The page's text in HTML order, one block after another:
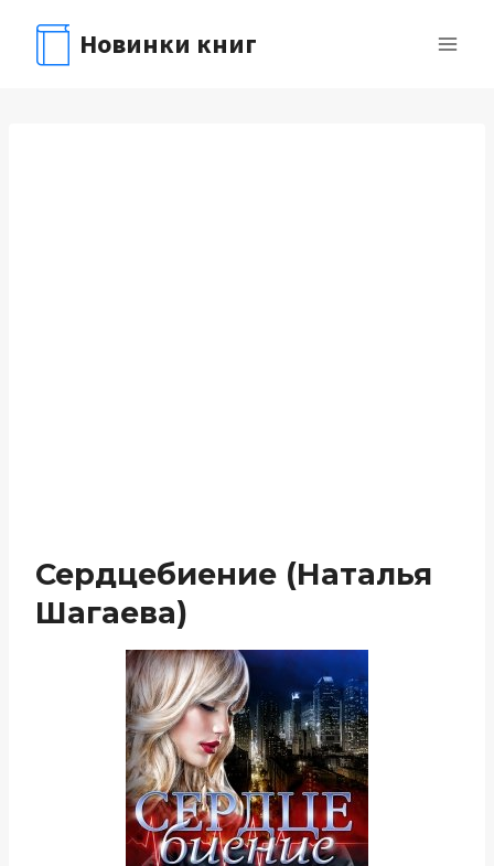
содержимому
Новинки книг
Сердцебиение (Наталья
Шагаева)